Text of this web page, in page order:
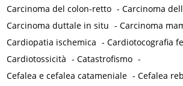
Carcinoma del colon-retto -Carcinoma
Carcinoma duttale in situ -Carcinoma
Cardiopatia ischemica -Cardiotocografia
Cardiotossicità -Catastrofismo -
Cefalea e cefalea catameniale -Cefalea